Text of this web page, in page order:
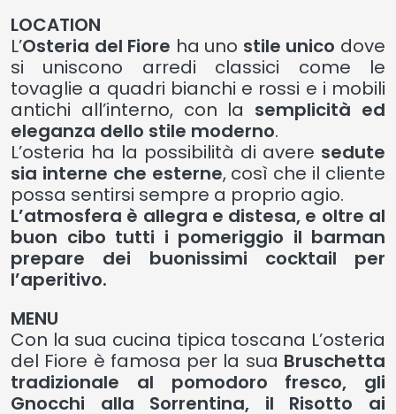
LOCATION
L’Osteria del Fiore ha uno stile unico dove
si uniscono arredi classici come le
tovaglie a quadri bianchi e rossi e i mobili
antichi all’interno, con la semplicità ed
eleganza dello stile moderno.
L’osteria ha la possibilità di avere sedute
sia interne che esterne, così che il cliente
possa sentirsi sempre a proprio agio.
L’atmosfera è allegra e distesa, e oltre al
buon cibo tutti i pomeriggio il barman
prepare dei buonissimi cocktail per
l’aperitivo.
MENU
Con la sua cucina tipica toscana L’osteria
del Fiore è famosa per la sua Bruschetta
tradizionale al pomodoro fresco, gli
Gnocchi alla Sorrentina, il Risotto ai